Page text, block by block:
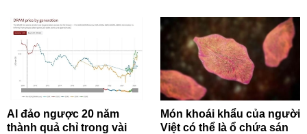
AI đảo ngược 20 năm
thành quả chỉ trong vài
Món khoái khẩu của người
Việt có thể là ổ chứa sán